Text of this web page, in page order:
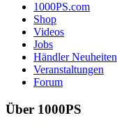
1000PS.com
Shop
Videos
Jobs
Händler Neuheiten
Veranstaltungen
Forum
Über 1000PS